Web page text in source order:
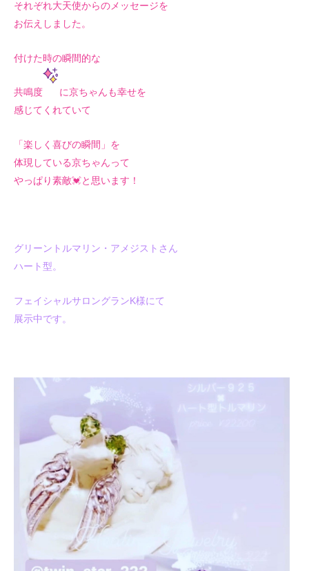
それぞれ大天使からのメッセージを
お伝えしました。
付けた時の瞬間的な
共鳴度
に京ちゃんも幸せを
感じてくれていて
「楽しく喜びの瞬間」を
体現している京ちゃんって
やっぱり素敵💓と思います！
グリーントルマリン・アメジストさん
ハート型。
フェイシャルサロングランK様にて
展示中です。